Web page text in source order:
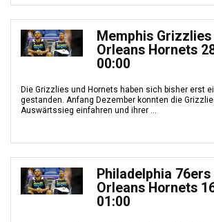
Memphis
Orleans Hornets
00:00
Die Grizzlies und Hornets haben sich bisher erst
gestanden. Anfang Dezember konnten die
Auswärtssieg einfahren und ihrer ...
Philadelphia 76ers
Orleans Hornets
01:00